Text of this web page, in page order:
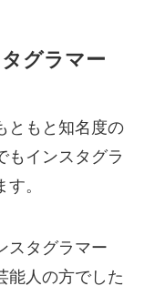
グラマー
ともと知名度の
もインスタグラ
。
スタグラマー
能人の方でした